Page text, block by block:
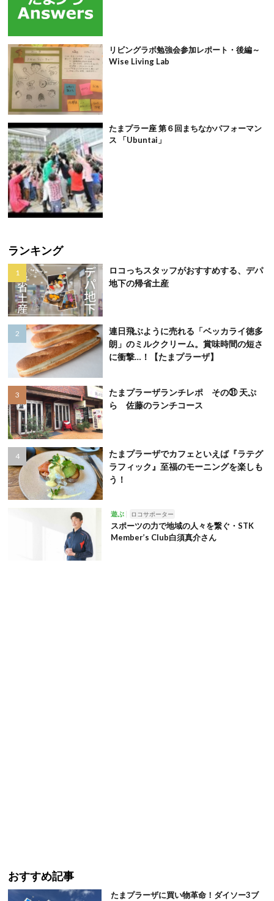
リビングラボ勉強会参加レポート・後編～
Wise Living Lab
たまプラー座 第６回まちなかパフォーマン
ス 「Ubuntai」
ランキング
ロコっちスタッフがおすすめする、デパ
地下の帰省土産
連日飛ぶように売れる「ベッカライ徳多
朗」のミルククリーム。賞味時間の短さ
に衝撃…！【たまプラーザ】
たまプラーザランチレポ その㉛ 天ぷ
ら 佐藤のランチコース
たまプラーザでカフェといえば『ラテグ
ラフィック』至福のモーニングを楽しも
う！
遊ぶ ロコサポーター
スポーツの力で地域の人々を繋ぐ・STK
Member’s Club白須真介さん
おすすめ記事
たまプラーザに買い物革命！ダイソー3ブ